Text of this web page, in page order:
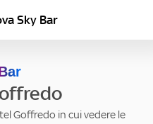
Sky Bar
Goffredo in cui vedere le